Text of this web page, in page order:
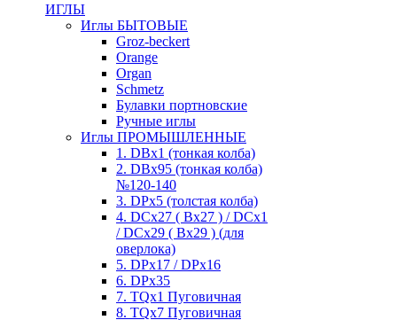
ИГЛЫ
Иглы БЫТОВЫЕ
Groz-beckert
Orange
Organ
Schmetz
Булавки портновские
Ручные иглы
Иглы ПРОМЫШЛЕННЫЕ
1. DBx1 (тонкая колба)
2. DBx95 (тонкая колба)
№120-140
3. DPx5 (толстая колба)
4. DCx27 ( Bx27 ) / DCx1
/ DCx29 ( Bx29 ) (для
оверлока)
5. DPx17 / DPx16
6. DPx35
7. TQx1 Пуговичная
8. TQx7 Пуговичная